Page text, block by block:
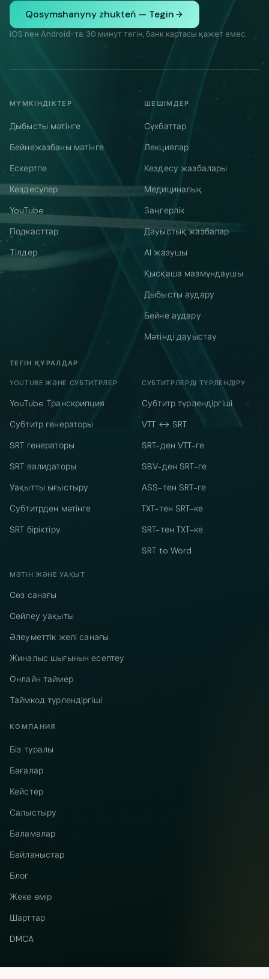
Qosymshanyny zhukteń — Tegin
iOS пен Android-та. 30 минут тегін, банк картасы қажет емес.
МҮМКІНДІКТЕР
Дыбысты мәтінге
Бейнежазбаны мәтінге
Ескертпе
Кездесулер
YouTube
Подкасттар
Тілдер
ШЕШІМДЕР
Сұхбаттар
Лекциялар
Кездесу жазбалары
Медициналық
Заңгерлік
Дауыстық жазбалар
AI жазушы
Қысқаша мазмұндаушы
Дыбысты аудару
Бейне аудару
Мәтінді дауыстау
ТЕГІН ҚҰРАЛДАР
YOUTUBE ЖӘНЕ СУБТИТРЛЕР
YouTube Транскрипция
Субтитр генераторы
SRT генераторы
SRT валидаторы
Уақытты ығыстыру
Субтитрден мәтінге
SRT біріктіру
СУБТИТРЛЕРДІ ТҮРЛЕНДІРУ
Субтитр түрлендіргіші
VTT ↔ SRT
SRT-ден VTT-ге
SBV-ден SRT-ге
ASS-тен SRT-ге
TXT-тен SRT-ке
SRT-тен TXT-ке
SRT to Word
МӘТІН ЖӘНЕ УАҚЫТ
Сөз санағы
Сөйлеу уақыты
Әлеуметтік желі санағы
Жиналыс шығынын есептеу
Онлайн таймер
Таймкод түрлендіргіші
КОМПАНИЯ
Біз туралы
Бағалар
Кейстер
Салыстыру
Баламалар
Байланыстар
Блог
Жеке өмір
Шарттар
DMCA